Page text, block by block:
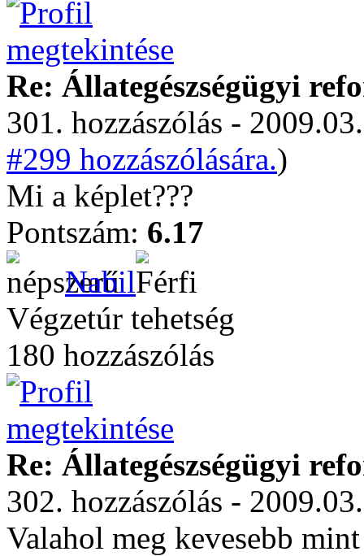
Re: Állategészségügyi
301. hozzászólás -
#299 hozzászólására.)
Mi a képlet???
Pontszám: 6.17
Nabil
Végzetúr tehetség
180 hozzászólás
Re: Állategészségügyi
302. hozzászólás -
Valahol meg kevesebb